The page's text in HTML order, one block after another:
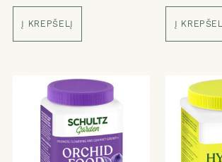
Į KREPŠELĮ Į